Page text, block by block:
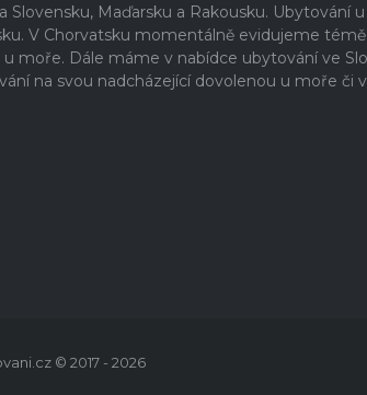
Slovensku, Maďarsku a Rakousku. Ubytování
V Chorvatsku momentálně evidujeme
moře. Dále máme v nabídce ubytování ve
na svou nadcházející dovolenou u moře či
© 2017 - 2026